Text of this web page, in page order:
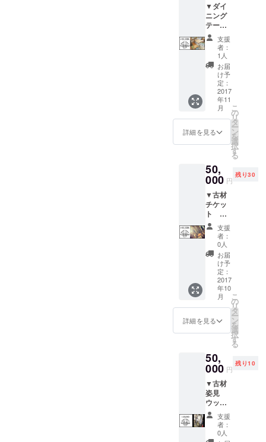
▼ダイ
ニング
テーブ
ルワー
ク
ショッ
プ参加
間で作
るダイ
ニング
テーブ
ルワー
ク
ショッ
70,000
円）を5
万円で
受けら
れま
す。 参
加日程
につい
て 後日
公開す
るカレ
ンダー
にてご
希望日
を選び
ご予約
くださ
支援
者：
1人
お届
け予
定：
2017
年11
月
詳細を見る
こ
の
リ
タ
ー
ン
を
選
択
す
る
50,
000 円
残り30
▼古材
チケッ
ト
50,000
円
（60,00
0円分）
LABO
で販売
する古
材や流
木、オ
リジナ
ルプロ
ダクト
ムを除
く)の購
入にご
利用い
ただけ
ます。
配送の
場合は
別途送
支援
者：
0人
お届
け予
定：
2017
年10
月
詳細を見る
こ
の
リ
タ
ー
ン
を
選
択
す
る
50,
000 円
残り10
▼古材
姿見
ウッド
デッキ
や構造
材など
支援
者：
0人